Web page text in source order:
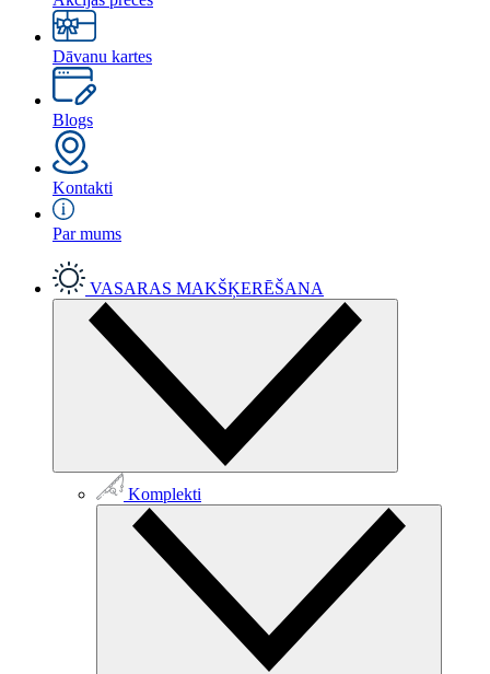
Dāvanu kartes
Blogs
Kontakti
Par mums
VASARAS MAKŠĶERĒŠANA
Komplekti